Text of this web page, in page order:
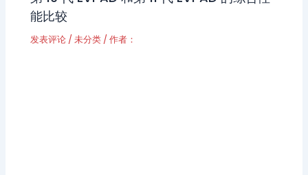
能比较
发表评论 /未分类 / 作者：